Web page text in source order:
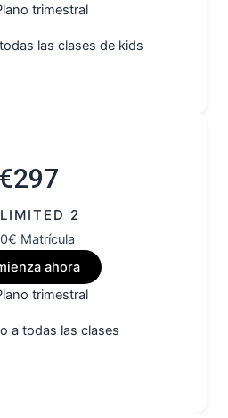
trimestral
las clases de kids
€297
2
Matrícula
ahora
trimestral
a todas las clases